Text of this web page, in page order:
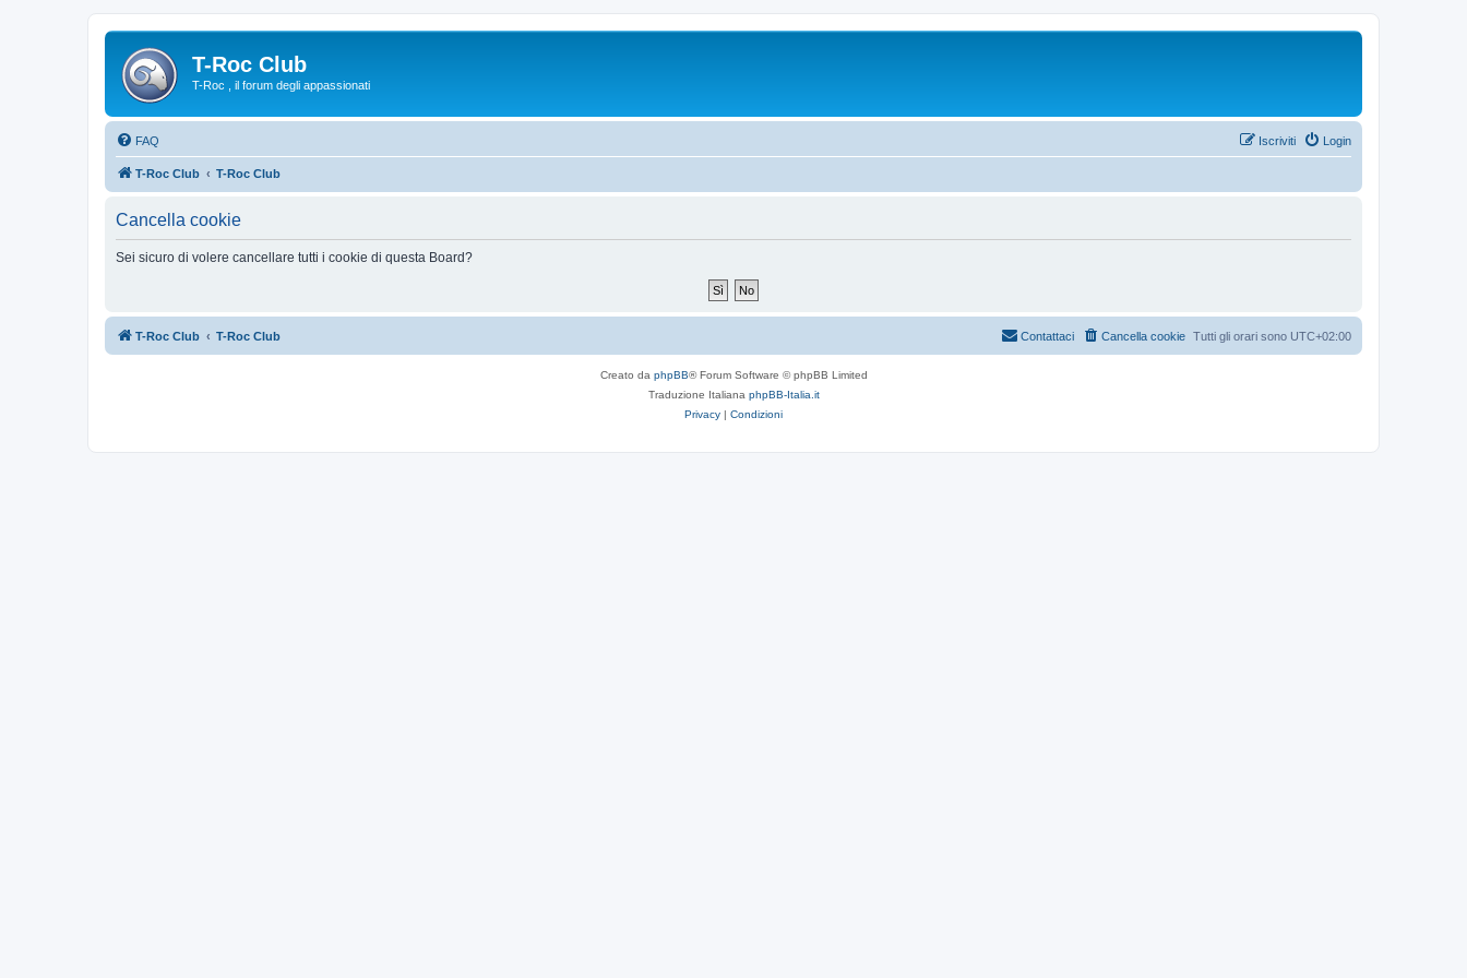
T-Roc Club
T-Roc , il forum degli appassionati
FAQ Login
Iscriviti
T-Roc Club T-Roc Club
Cancella cookie
Sei sicuro di volere cancellare tutti i cookie di questa Board?
T-Roc Club T-Roc Club Tutti gli orari sono UTC+02:00
Cancella cookie
Contattaci
Creato da phpBB® Forum Software © phpBB Limited
Traduzione Italiana phpBB-Italia.it
Privacy | Condizioni